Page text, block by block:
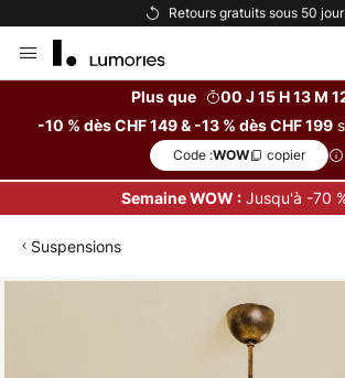
Retours gratuits sous 50
Allez
au
Plus que
00 J 15 H 13 M
-10 % dès CHF 149 & -13 % dès CHF 199
Code :WOW copier
Semaine WOW :Jusqu'à -70
Suspensions